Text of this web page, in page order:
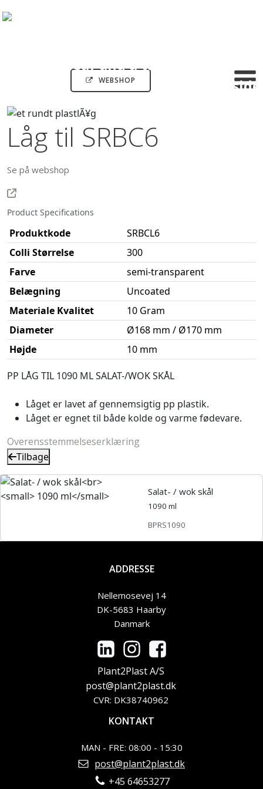
WEBSHOP
Låg til SRBC6
Se på webshop
Product Specifications
Produktkode
SRBCL6
Colli Størrelse
300
Farve
semi-transparent
Belægning
Uncoated
Materiale Kvalitet
10 Gram
Diameter
Ø168 mm / Ø170 mm
Højde
10 mm
PP LÅG TIL 1090 ML SALAT-/WOK SKÅL
Låget er lavet af gennemsigtig pp plastik.
Låget er egnet til både kolde og varme fødevare.
Overensstemmelseserklæring
Tilbage
Salat- / wok skål
1090 ml
BPRS1090
ADDRESSE
Nellemosevej 14
DK-5683 Haarby
Danmark
Plant2Plast A/S
post@plant2plast.dk
CVR: DK38740962
KONTAKT
MAN - FRE: 08:00 - 15:30
post@plant2plast.dk
+45 64653277